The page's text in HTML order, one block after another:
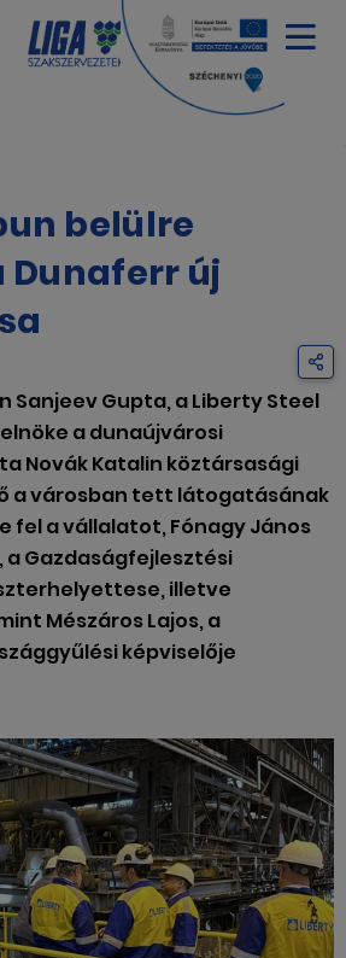
belülre
Dunaferr új
Sanjeev Gupta, a Liberty Steel
a dunaújvárosi
Novák Katalin köztársasági
a városban tett látogatásának
fel a vállalatot, Fónagy János
a Gazdaságfejlesztési
illetve
Mészáros Lajos, a
képviselője